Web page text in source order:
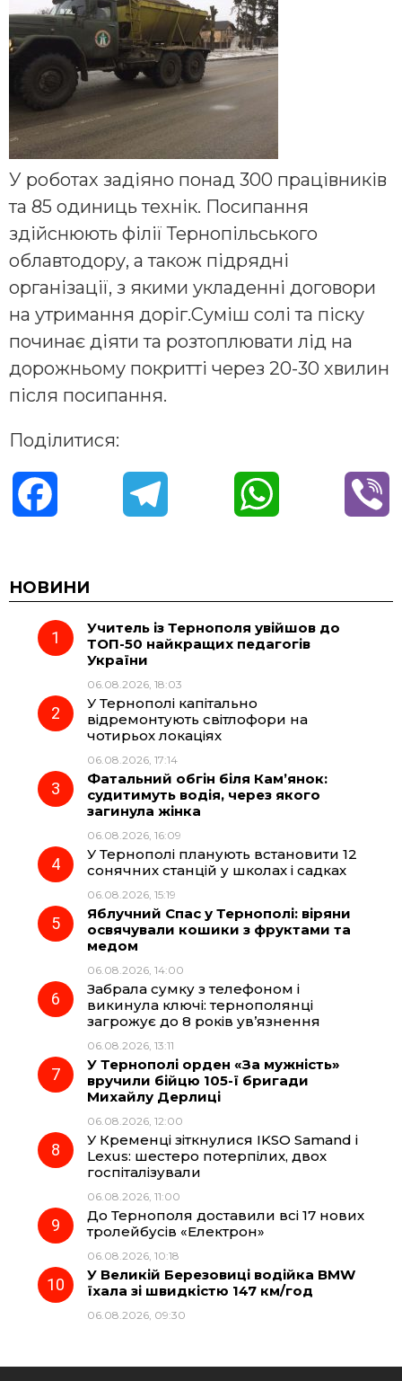
У роботах задіяно понад 300 працівників
та 85 одиниць технік. Посипання
здійснюють філії Тернопільського
облавтодору, а також підрядні
організації, з якими укладенні договори
на утримання доріг.Суміш солі та піску
починає діяти та розтоплювати лід на
дорожньому покритті через 20-30 хвилин
після посипання.
Поділитися:
c
e
o
k
e
r
a
m
t
A
НОВИНИ
Учитель із Тернополя увійшов до
ТОП-50 найкращих педагогів
України
06.08.2026, 18:03
У Тернополі капітально
відремонтують світлофори на
чотирьох локаціях
06.08.2026, 17:14
Фатальний обгін біля Кам’янок:
судитимуть водія, через якого
загинула жінка
06.08.2026, 16:09
У Тернополі планують встановити 12
сонячних станцій у школах і садках
06.08.2026, 15:19
Яблучний Спас у Тернополі: віряни
освячували кошики з фруктами та
медом
06.08.2026, 14:00
Забрала сумку з телефоном і
викинула ключі: тернополянці
загрожує до 8 років ув’язнення
06.08.2026, 13:11
У Тернополі орден «За мужність»
вручили бійцю 105-ї бригади
Михайлу Дерлиці
06.08.2026, 12:00
У Кременці зіткнулися IKSO Samand і
Lexus: шестеро потерпілих, двох
госпіталізували
06.08.2026, 11:00
До Тернополя доставили всі 17 нових
тролейбусів «Електрон»
06.08.2026, 10:18
У Великій Березовиці водійка BMW
їхала зі швидкістю 147 км/год
06.08.2026, 09:30